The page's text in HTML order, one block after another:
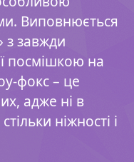
Виповнюється
з завжди
посмішкою на
фокс – це
адже ні в
ніжності і